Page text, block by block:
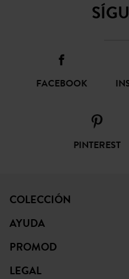
FACEBOOK
PINTEREST
COLECCIÓN
AYUDA
PROMOD
LEGAL